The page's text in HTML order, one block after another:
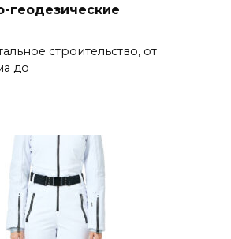
геодезические
строительство, от
до